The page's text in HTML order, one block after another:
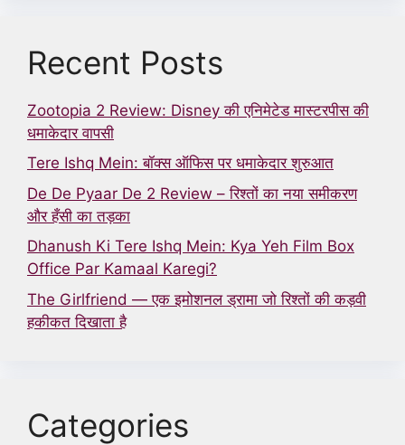
Recent Posts
Zootopia 2 Review: Disney की एनिमेटेड मास्टरपीस की
धमाकेदार वापसी
Tere Ishq Mein: बॉक्स ऑफिस पर धमाकेदार शुरुआत
De De Pyaar De 2 Review – रिश्तों का नया समीकरण
और हँसी का तड़का
Dhanush Ki Tere Ishq Mein: Kya Yeh Film Box
Office Par Kamaal Karegi?
The Girlfriend — एक इमोशनल ड्रामा जो रिश्तों की कड़वी
हकीकत दिखाता है
Categories